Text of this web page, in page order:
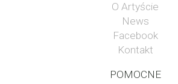
O Artyście
News
Facebook
Kontakt
POMOCNE